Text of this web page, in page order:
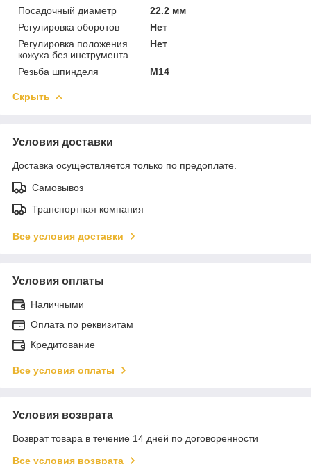
Посадочный диаметр
22.2 мм
Регулировка оборотов
Нет
Регулировка положения
кожуха без инструмента
Нет
Резьба шпинделя M14
Скрыть
Условия доставки
Доставка осуществляется только по предоплате.
Самовывоз
Транспортная компания
Все условия доставки
Условия оплаты
Наличными
Оплата по реквизитам
Кредитование
Все условия оплаты
Условия возврата
Возврат товара в течение 14 дней по договоренности
Все условия возврата